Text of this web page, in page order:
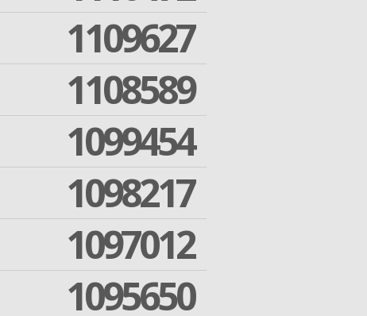
1109627
1108589
1099454
1098217
1097012
1095650